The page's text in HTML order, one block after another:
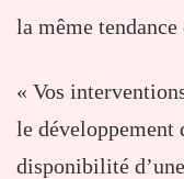
la même tendance
« Vos
le développement
disponibilité